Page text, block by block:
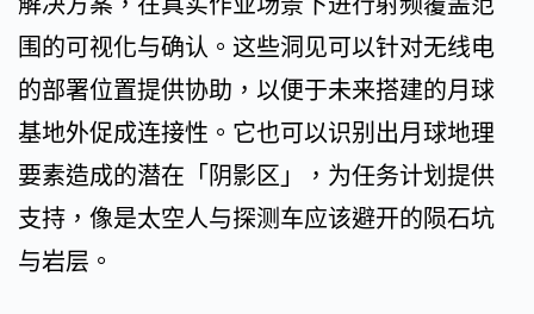
解决方案，在真实作业场景下进行射频覆盖范
围的可视化与确认。这些洞见可以针对无线电
的部署位置提供协助，以便于未来搭建的月球
基地外促成连接性。它也可以识别出月球地理
要素造成的潜在「阴影区」，为任务计划提供
支持，像是太空人与探测车应该避开的陨石坑
与岩层。